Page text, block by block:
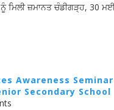
ਨੂੰ ਮਿਲੀ ਜ਼ਮਾਨਤ ਚੰਡੀਗੜ੍ਹ,
Awareness
Secondary School